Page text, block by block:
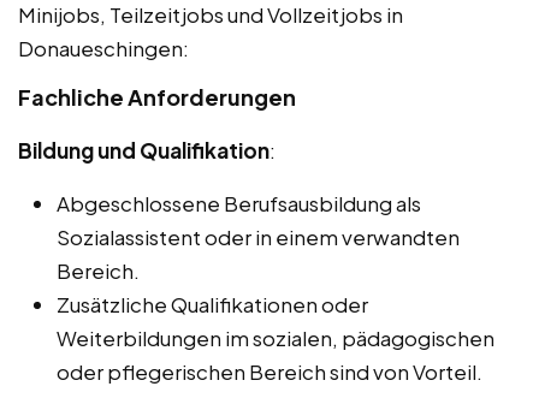
Minijobs, Teilzeitjobs und Vollzeitjobs in
Donaueschingen:
Fachliche Anforderungen
Bildung und Qualifikation:
Abgeschlossene Berufsausbildung als
Sozialassistent oder in einem verwandten
Bereich.
Zusätzliche Qualifikationen oder
Weiterbildungen im sozialen, pädagogischen
oder pflegerischen Bereich sind von Vorteil.